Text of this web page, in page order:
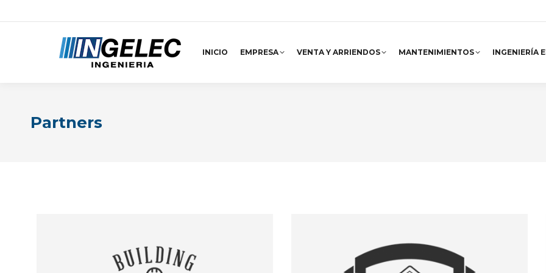
INICIO EMPRESA VENTA Y ARRIENDOS MANTENIMIENTOS INGENIERÍA
Partners